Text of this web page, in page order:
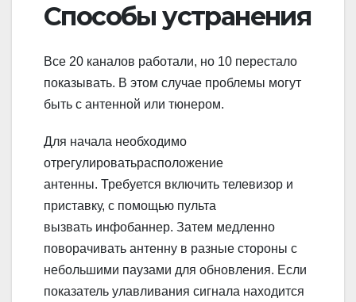
Способы устранения
Все 20 каналов работали, но 10 перестало
показывать. В этом случае проблемы могут
быть с антенной или тюнером.
Для начала необходимо
отрегулироватьрасположение
антенны. Требуется включить телевизор и
приставку, с помощью пульта
вызвать инфобаннер. Затем медленно
поворачивать антенну в разные стороны с
небольшими паузами для обновления. Если
показатель улавливания сигнала находится